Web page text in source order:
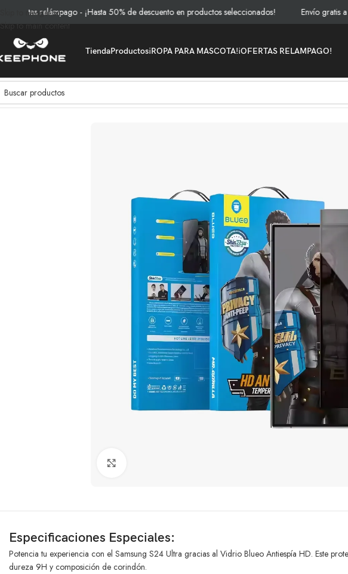
Skip to navigation
Skip to main content
relámpago - ¡Hasta 50% de descuento en productos seleccionados! Envío gratis a toda
TiendaProductos¡ROPA PARA MASCOTA!¡OFERTAS RELAMPAGO!
Inicio/Productos/Vidrios y Protección
Especificaciones Especiales:
Potencia tu experiencia con el Samsung S24 Ultra gracias al Vidrio Blueo Antiespía HD. Este
dureza 9H y composición de corindón.